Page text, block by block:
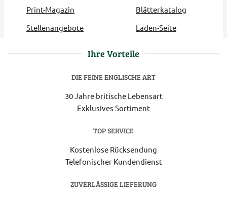
Print-Magazin
Blätterkatalog
Stellenangebote
Laden-Seite
Ihre Vorteile
DIE FEINE ENGLISCHE ART
30 Jahre britische Lebensart
Exklusives Sortiment
TOP SERVICE
Kostenlose Rücksendung
Telefonischer Kundendienst
ZUVERLÄSSIGE LIEFERUNG